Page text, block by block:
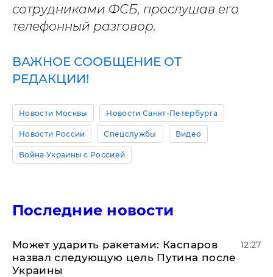
сотрудниками ФСБ, прослушав его
телефонный разговор.
ВАЖНОЕ СООБЩЕНИЕ ОТ
РЕДАКЦИИ!
Новости Москвы Новости Санкт-Петербурга
Новости России Спецслужбы Видео
Война Украины с Россией
Последние новости
Может ударить ракетами: Каспаров
назвал следующую цель Путина после
Украины
12:27